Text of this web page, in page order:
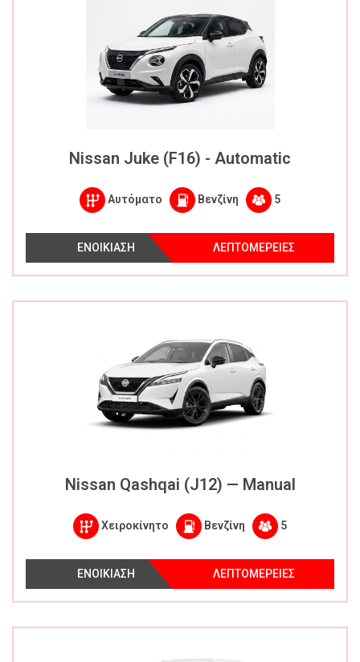
Nissan Juke (F16) - Automatic
Αυτόματο Βενζίνη 5
ΕΝΟΙΚΙΑΣΗ ΛΕΠΤΟΜΕΡΕΙΕΣ
Nissan Qashqai (J12) — Manual
Χειροκίνητο Βενζίνη 5
ΕΝΟΙΚΙΑΣΗ ΛΕΠΤΟΜΕΡΕΙΕΣ